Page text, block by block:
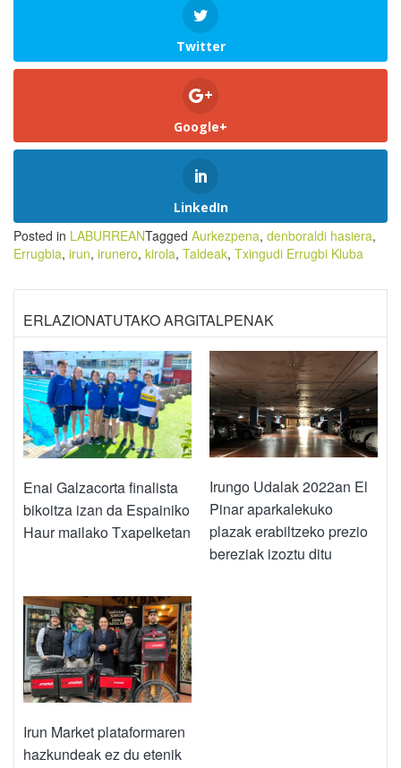
Twitter
Google+
LinkedIn
Posted in LABURREANTagged Aurkezpena, denboraldi hasiera,
Errugbia, irun, irunero, kirola, Taldeak, Txingudi Errugbi Kluba
ERLAZIONATUTAKO ARGITALPENAK
Enai Galzacorta finalista
bikoitza izan da Espainiko
Haur mailako Txapelketan
Irungo Udalak 2022an El
Pinar aparkalekuko
plazak erabiltzeko prezio
bereziak izoztu ditu
Irun Market plataformaren
hazkundeak ez du etenik